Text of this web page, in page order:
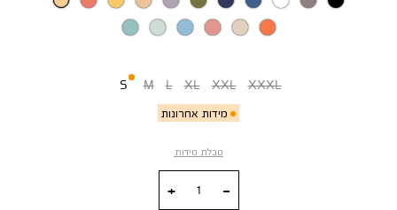
S
מידות אחרונות
M L XL XXL XXXL
טבלת מידות